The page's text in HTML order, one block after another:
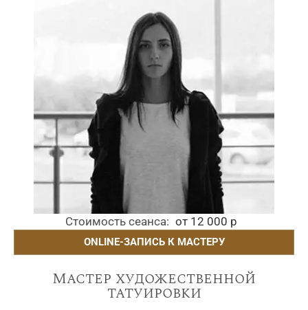
Стоимость сеанса от 12 000 р
ONLINE-ЗАПИСЬ К МАСТЕРУ
Мастер художественной
татуировки